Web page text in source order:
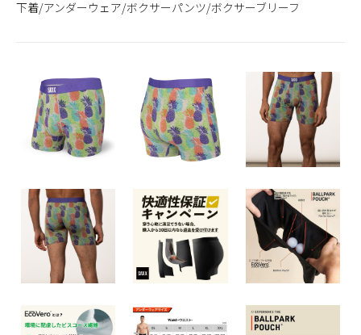
下着/アンダーウェア/ボクサーパンツ/ボクサーブリーフ